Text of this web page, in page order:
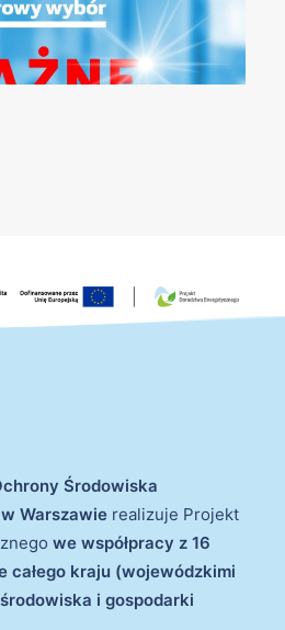
Środowiska
Warszawie realizuje Projekt
we współpracy z 16
całego kraju (wojewódzkimi
i gospodarki